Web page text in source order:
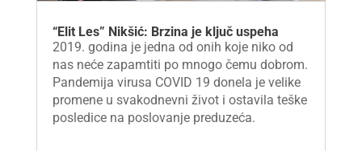
“Elit Les” Nikšić: Brzina je ključ uspeha
2019. godina je jedna od onih koje niko od
nas neće zapamtiti po mnogo čemu dobrom.
Pandemija virusa COVID 19 donela je velike
promene u svakodnevni život i ostavila teške
posledice na poslovanje preduzeća.